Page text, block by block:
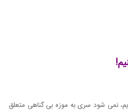
نمی شود سری به موزه بی‌ گناهی متعلق